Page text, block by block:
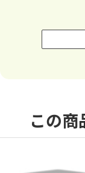
この